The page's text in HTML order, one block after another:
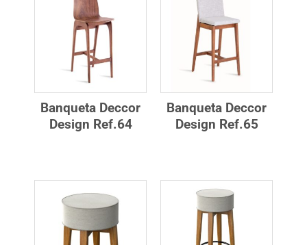
Banqueta Deccor
Design Ref.64
Banqueta Deccor
Design Ref.65